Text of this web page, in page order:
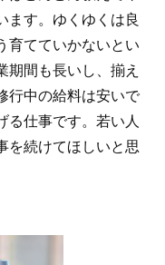
ます。ゆくゆくは良
育てていかないとい
期間も長いし、揃え
行中の給料は安いで
る仕事です。若い人
を続けてほしいと思